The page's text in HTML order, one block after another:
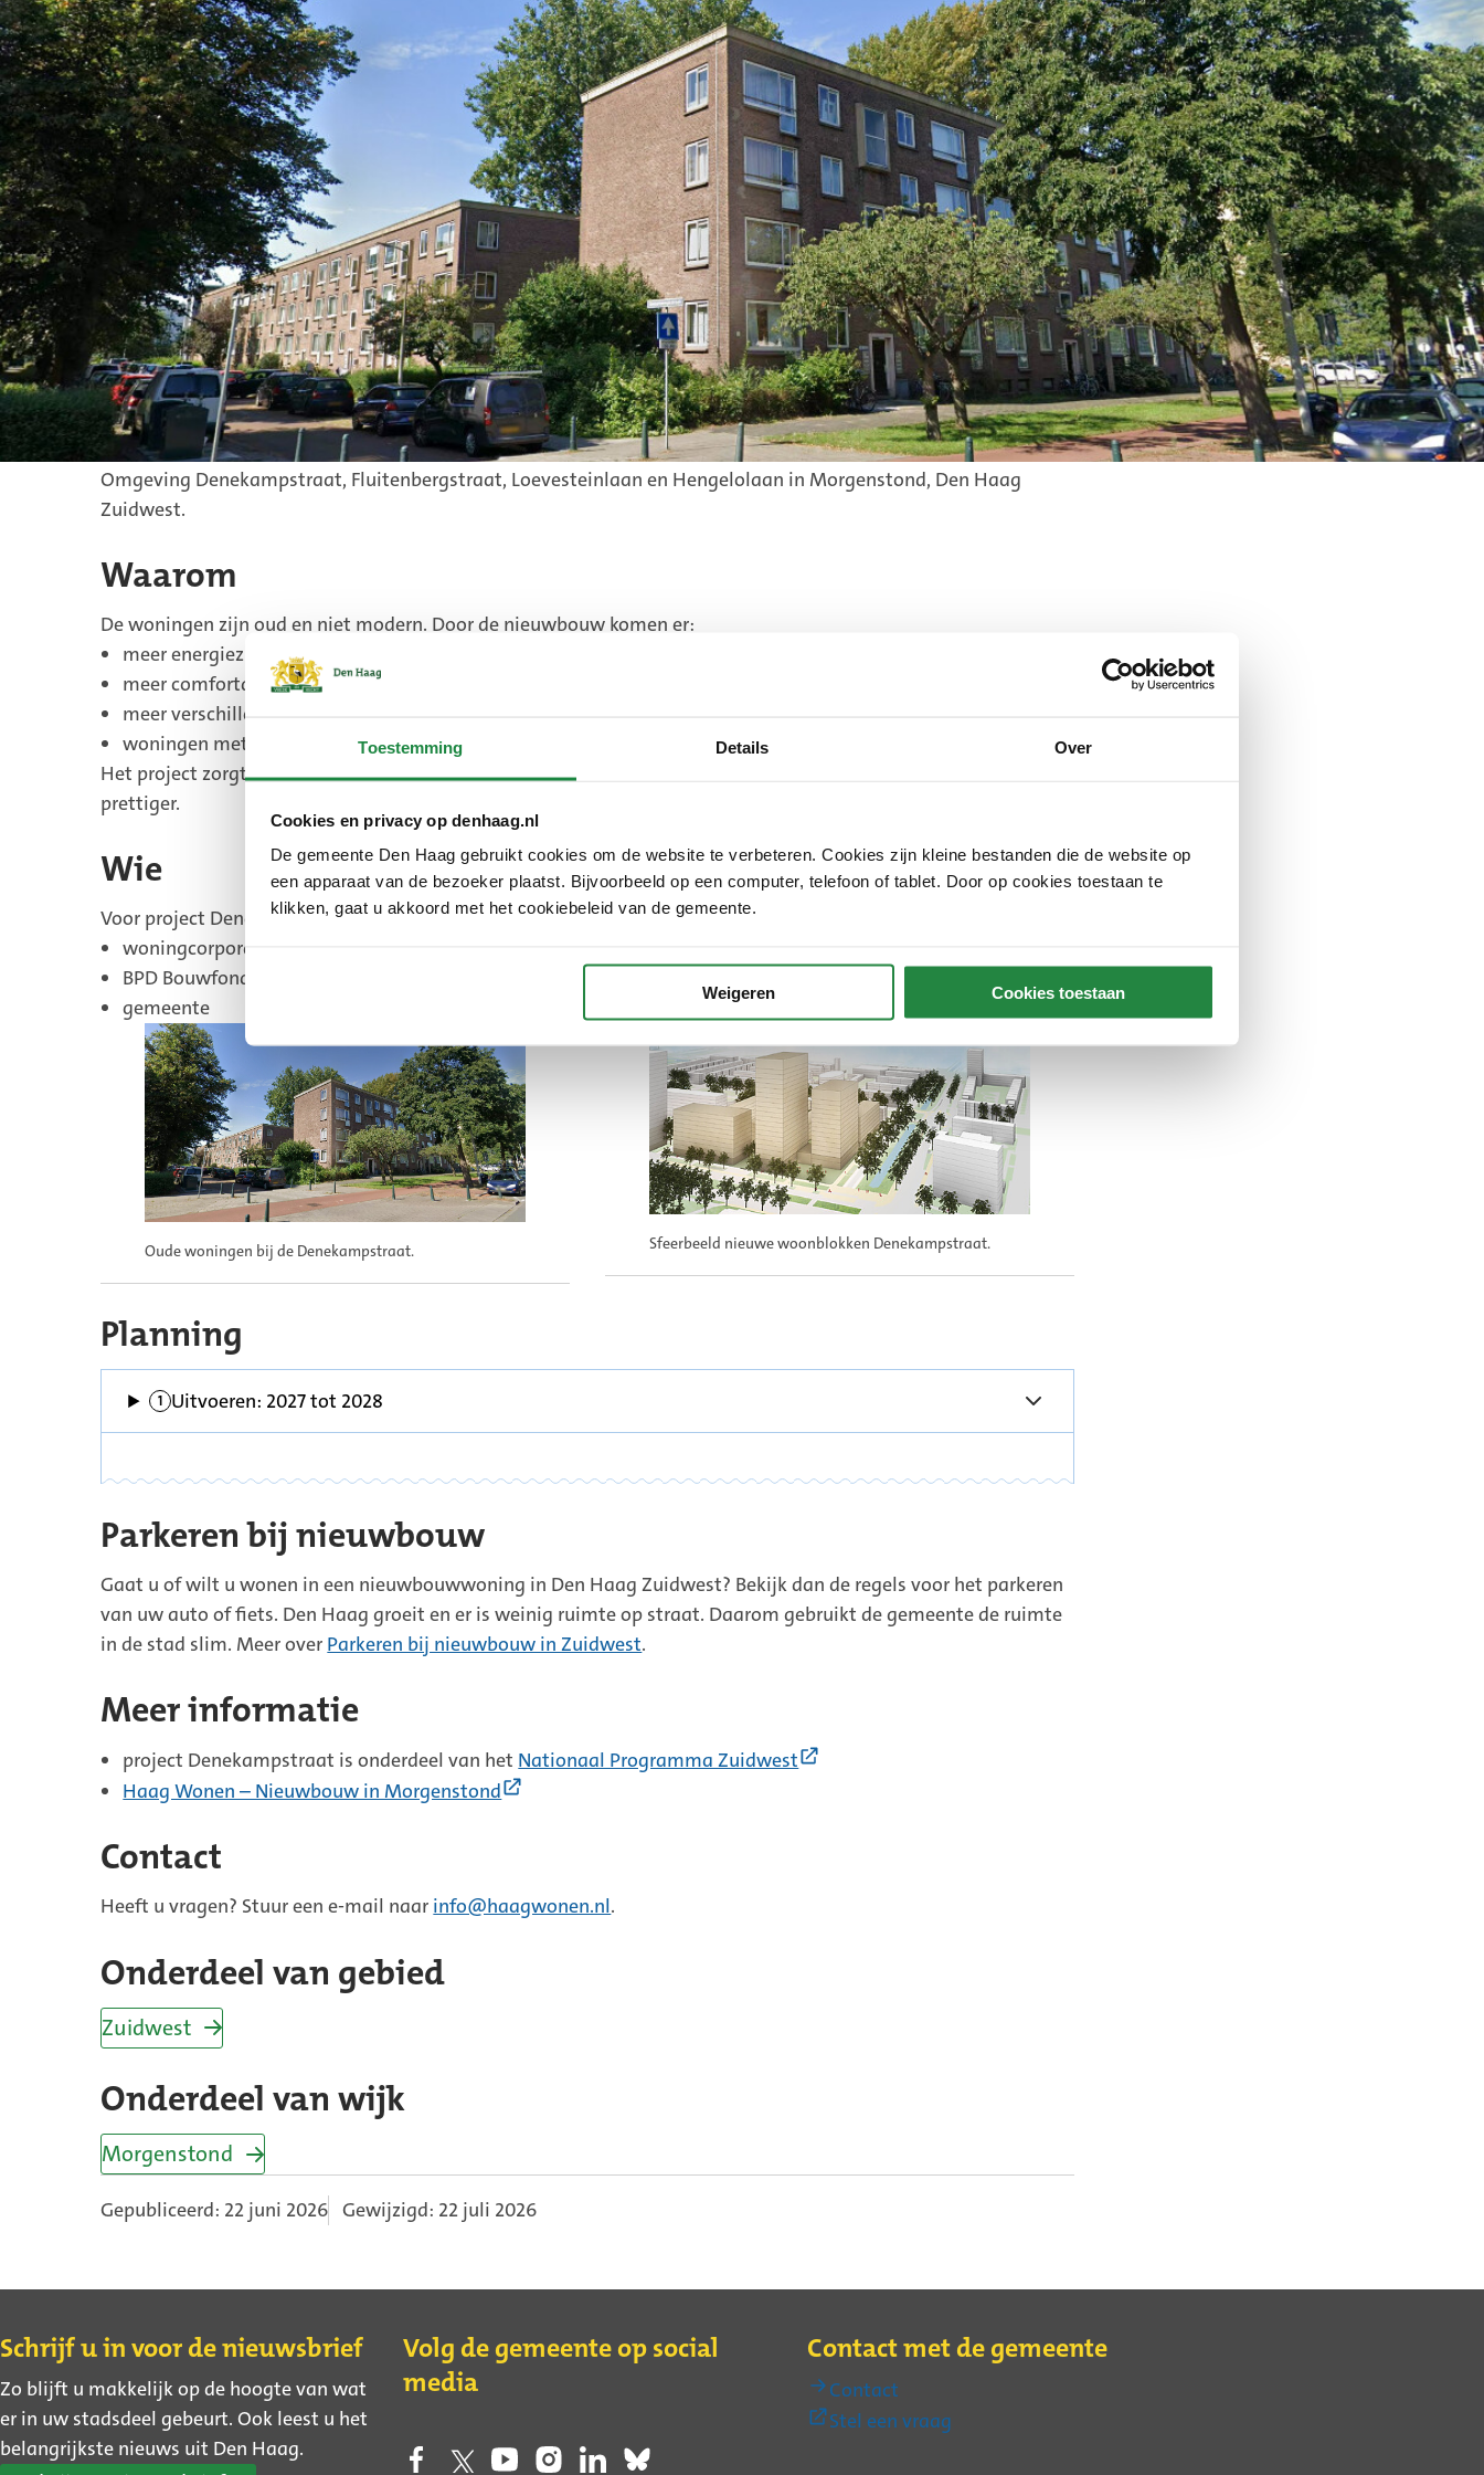
Toestemming Details Over
Cookies en privacy op denhaag.nl
De gemeente Den Haag gebruikt cookies om de website te verbeteren. Cookies zijn kleine bestanden die de website op
een apparaat van de bezoeker plaatst. Bijvoorbeeld op een computer, telefoon of tablet. Door op cookies toestaan te
klikken, gaat u akkoord met het cookiebeleid van de gemeente.
Weigeren Cookies toestaan
Wat
Het project Denekampstraat bestaat uit:
nieuwbouw van 600 woningen
sloop van 222 oude woningen
Dit voor de sociale- en middenhuur en koopwoningen in de wijk. Ook komt er:
nieuwe binnentuin met parkeerplaatsen
groene buitenruimte bij de Denekampstraat
De gemeente maakt een Planuitwerkingskader (PUK) voor de nieuwbouw. Hierin staan de voorwaarden voor het
plan. Bijvoorbeeld hoeveel woningen er komen. Of hoe de buitenruimte eruit gaat zien.
Waar
Omgeving Denekampstraat, Fluitenbergstraat, Loevesteinlaan en Hengelolaan in Morgenstond, Den Haag
Zuidwest.
Waarom
De woningen zijn oud en niet modern. Door de nieuwbouw komen er:
meer energiezuinige woningen
meer comfortabele woningen
meer verschillende soorten woningen
woningen met verschillende huurprijzen
Het project zorgt voor betere woningen in Zuidwest. En voor minder huizentekort. Ook wordt het gebied
prettiger.
Wie
Voor project Denekampstraat werken verschillende partijen samen:
woningcorporatie Haag Wonen
BPD Bouwfonds Gebiedsontwikkeling
gemeente
Oude woningen bij de Denekampstraat. Sfeerbeeld nieuwe woonblokken Denekampstraat.
Planning
GeplandUitvoeren: 2027 tot 2028
Parkeren bij nieuwbouw
Gaat u of wilt u wonen in een nieuwbouwwoning in Den Haag Zuidwest? Bekijk dan de regels voor het parkeren
van uw auto of fiets. Den Haag groeit en er is weinig ruimte op straat. Daarom gebruikt de gemeente de ruimte
in de stad slim. Meer over Parkeren bij nieuwbouw in Zuidwest.
Meer informatie
project Denekampstraat is onderdeel van het Nationaal Programma Zuidwest
Haag Wonen – Nieuwbouw in Morgenstond
Contact
Heeft u vragen? Stuur een e-mail naar info@haagwonen.nl.
Onderdeel van gebied
Zuidwest
Onderdeel van wijk
Morgenstond
Gepubliceerd: 22 juni 2026 Gewijzigd: 22 juli 2026
Contact
Schrijf u in voor de nieuwsbrief
Zo blijft u makkelijk op de hoogte van wat
er in uw stadsdeel gebeurt. Ook leest u het
belangrijkste nieuws uit Den Haag.
Volg de gemeente op social
media
Contact met de gemeente
Contact
Stel een vraag(Externe